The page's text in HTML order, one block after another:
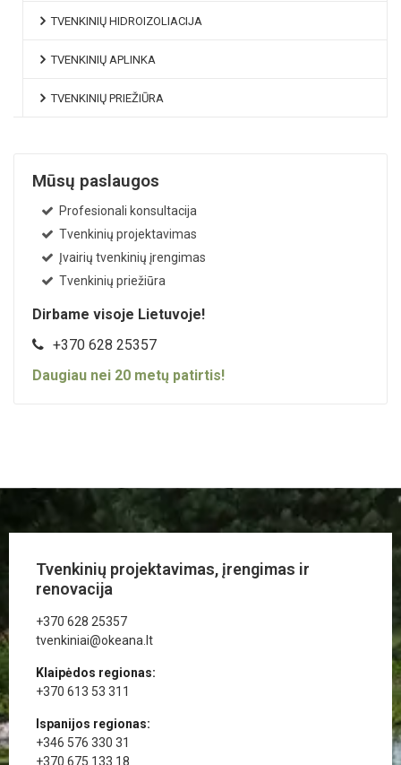
TVENKINIŲ HIDROIZOLIACIJA
TVENKINIŲ APLINKA
TVENKINIŲ PRIEŽIŪRA
Mūsų paslaugos
Profesionali konsultacija
Tvenkinių projektavimas
Įvairių tvenkinių įrengimas
Tvenkinių priežiūra
Dirbame visoje Lietuvoje!
+370 628 25357
Daugiau nei 20 metų patirtis!
Tvenkinių projektavimas, įrengimas ir
renovacija
+370 628 25357
tvenkiniai@okeana.lt
Klaipėdos regionas:
+370 613 53 311
Ispanijos regionas:
+346 576 330 31
+370 675 133 18